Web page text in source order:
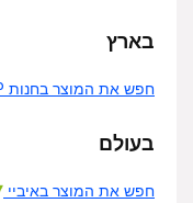
בארץ
חפש את המוצר בחנות KSP
בעולם
חפש את המוצר באיביי